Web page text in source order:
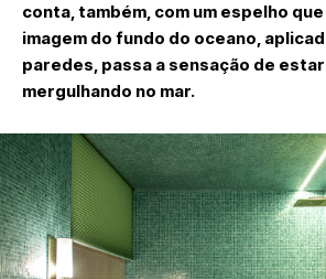
conta, também, com um espelho
imagem do fundo do oceano,
paredes, passa a sensação de
mergulhando no mar.